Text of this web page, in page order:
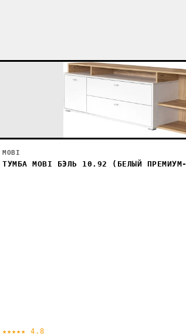
MOBI
ТУМБА MOBI БЭЛЬ 10.92 (БЕЛЫЙ
★★★★★ 4.8